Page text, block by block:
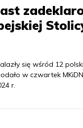
się wśród 12
w czwartek
r.